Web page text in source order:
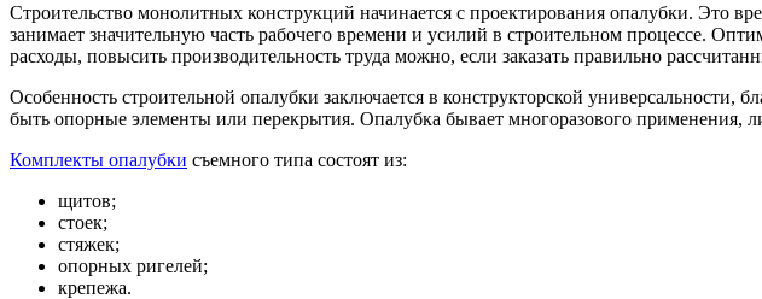
Строительство монолитных конструкций начинается с проектирования опалубки. Это
занимает значительную часть рабочего времени и усилий в строительном процессе.
расходы, повысить производительность труда можно, если заказать правильно
Особенность строительной опалубки заключается в конструкторской
быть опорные элементы или перекрытия. Опалубка бывает многоразового применения,
Комплекты опалубки съемного типа состоят из:
щитов;
стоек;
стяжек;
опорных ригелей;
крепежа.